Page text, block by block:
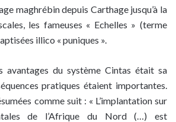
maghrébin depuis Carthage jusqu’à la
les fameuses « Echelles » (terme
illico « puniques ».
avantages du système Cintas était sa
pratiques étaient importantes.
comme suit : « L’implantation sur
de l’Afrique du Nord (…) est